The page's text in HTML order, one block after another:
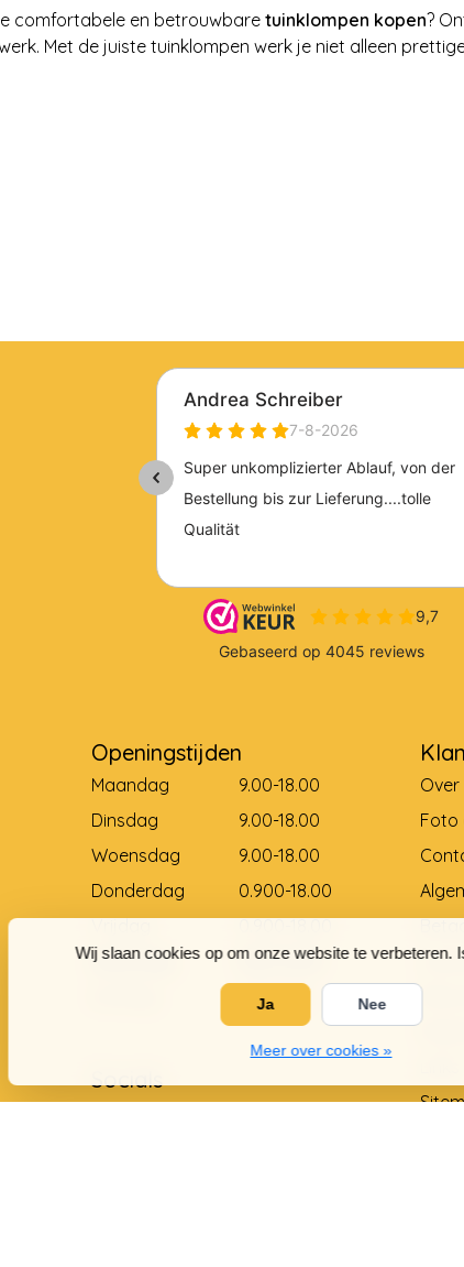
Wij slaan cookies op om onze website te verbeteren.
Ja Nee
Meer over cookies »
comfortabele en betrouwbare tuinklompen kopen?
Met de juiste tuinklompen werk je niet alleen
Openingstijden
Maandag
9.00-18.00
Dinsdag
9.00-18.00
Woensdag
9.00-18.00
Donderdag
0.900-18.00
Vrijdag
0.900-18.00
Zaterdag
9.00-12.00
Gesloten
Socials
Over
Foto